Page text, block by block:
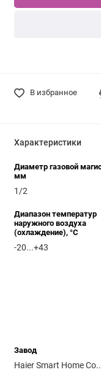
В избранное
Характеристики
Диаметр газовой
мм
1/2
Диапазон температур
наружного воздуха
(охлаждение), °C
-20...+43
Завод
Haier Smart Home